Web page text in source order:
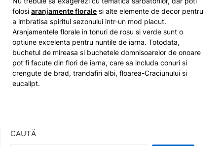
folosi aranjamente florale si alte elemente de decor pentru
a imbratisa spiritul sezonului intr-un mod placut.
Aranjamentele florale in tonuri de rosu si verde sunt o
optiune excelenta pentru nuntile de iarna. Totodata,
buchetul de mireasa si buchetele domnisoarelor de onoare
pot fi facute din flori de iarna, care sa includa conuri si
crengute de brad, trandafiri albi, floarea-Craciunului si
eucalipt.
CAUTĂ